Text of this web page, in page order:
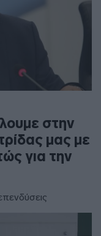
στην
μας με
για την